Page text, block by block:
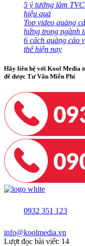
5 ý tưởng làm
hiệu quả
Top video quảng
hứng trong ngành
6 cách quảng cáo
thế hiện nay
Hãy liên hệ với Kool Media
để được Tư Vấn Miễn Phí
0932 351 123
info@koolmedia.vn
Lượt đọc bài viết: 14